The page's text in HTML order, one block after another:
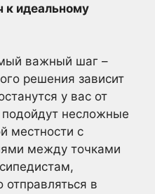
идеальному
важный шаг –
решения зависит
у вас от
несложные
местности с
между точками
в